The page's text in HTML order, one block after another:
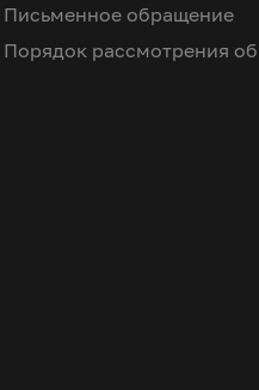
Письменное обращение
Порядок рассмотрения